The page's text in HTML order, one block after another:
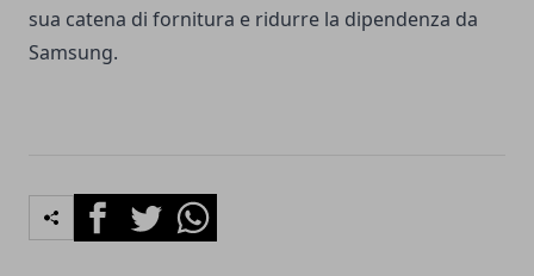
sua catena di fornitura e ridurre la dipendenza da
Samsung.
FacebookTwitterWhatsapp